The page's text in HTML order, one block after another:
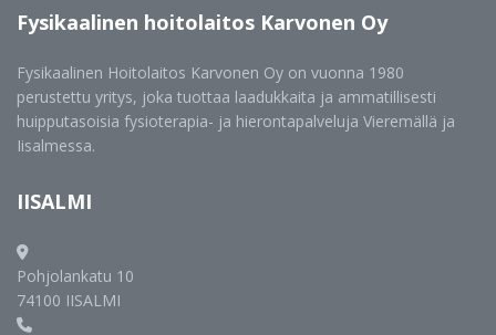
Fysikaalinen hoitolaitos Karvonen Oy
Fysikaalinen Hoitolaitos Karvonen Oy on vuonna 1980
perustettu yritys, joka tuottaa laadukkaita ja ammatillisesti
huipputasoisia fysioterapia- ja hierontapalveluja Vieremällä ja
Iisalmessa.
IISALMI
Pohjolankatu 10
74100 IISALMI